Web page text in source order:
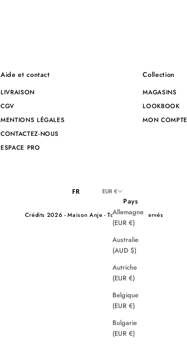
Aide et contact
LIVRAISON
CGV
MENTIONS LÉGALES
CONTACTEZ-NOUS
ESPACE PRO
Collection
MAGASINS
LOOKBOOK
MON COMPTE
FR EUR €
Pays
Allemagne
(EUR €)
Australie
(AUD $)
Autriche
(EUR €)
Belgique
(EUR €)
Bulgarie
(EUR €)
Crédits 2026 - Maison Anje - Tous droits réservés